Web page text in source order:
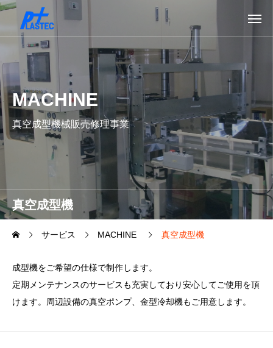
真空成型機
MACHINE
真空成型機械販売修理事業
サービス MACHINE 真空成型機
成型機をご希望の仕様で制作します。
定期メンテナンスのサービスも充実しており安心してご使用を頂
けます。周辺設備の真空ポンプ、金型冷却機もご用意します。